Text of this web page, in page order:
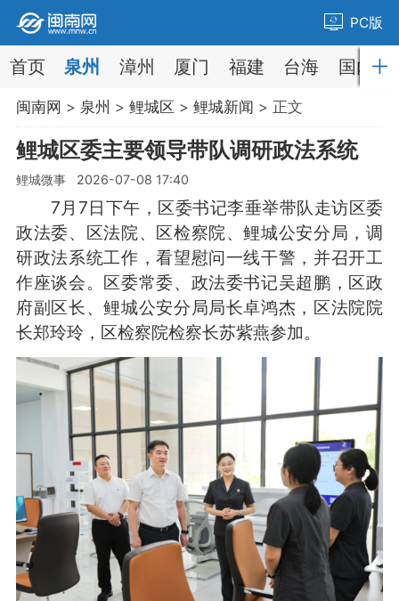
PC版
首页 泉州 漳州 厦门 福建 台海 国内
闽南网 > 泉州 > 鲤城区 > 鲤城新闻 > 正文
鲤城区委主要领导带队调研政法系统
鲤城微事 2026-07-08 17:40
7月7日下午，区委书记李垂举带队走访区委
政法委、区法院、区检察院、鲤城公安分局，调
研政法系统工作，看望慰问一线干警，并召开工
作座谈会。区委常委、政法委书记吴超鹏，区政
府副区长、鲤城公安分局局长卓鸿杰，区法院院
长郑玲玲，区检察院检察长苏紫燕参加。